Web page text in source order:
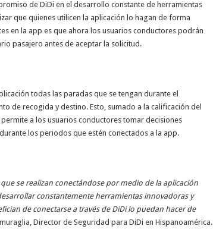
de DiDi en el desarrollo constante de herramientas
que quienes utilicen la aplicación lo hagan de forma
en la app es que ahora los usuarios conductores podrán
pasajero antes de aceptar la solicitud.
todas las paradas que se tengan durante el
de recogida y destino. Esto, sumado a la calificación del
a los usuarios conductores tomar decisiones
los periodos que estén conectados a la app.
se realizan conectándose por medio de la aplicación
constantemente herramientas innovadoras y
de conectarse a través de DiDi lo puedan hacer de
Director de Seguridad para DiDi en Hispanoamérica.